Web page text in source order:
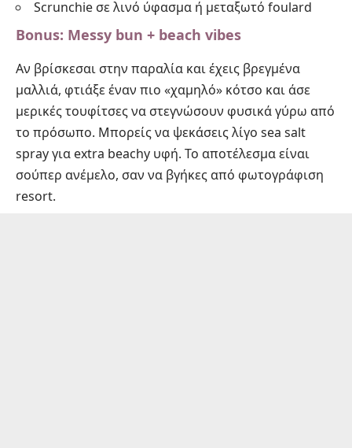
Scrunchie σε λινό ύφασμα ή μεταξωτό foulard
Bonus: Messy bun + beach vibes
Αν βρίσκεσαι στην παραλία και έχεις βρεγμένα
μαλλιά, φτιάξε έναν πιο «χαμηλό» κότσο και άσε
μερικές τουφίτσες να στεγνώσουν φυσικά γύρω από
το πρόσωπο. Μπορείς να ψεκάσεις λίγο sea salt
spray για extra beachy υφή. Το αποτέλεσμα είναι
σούπερ ανέμελο, σαν να βγήκες από φωτογράφιση
resort.